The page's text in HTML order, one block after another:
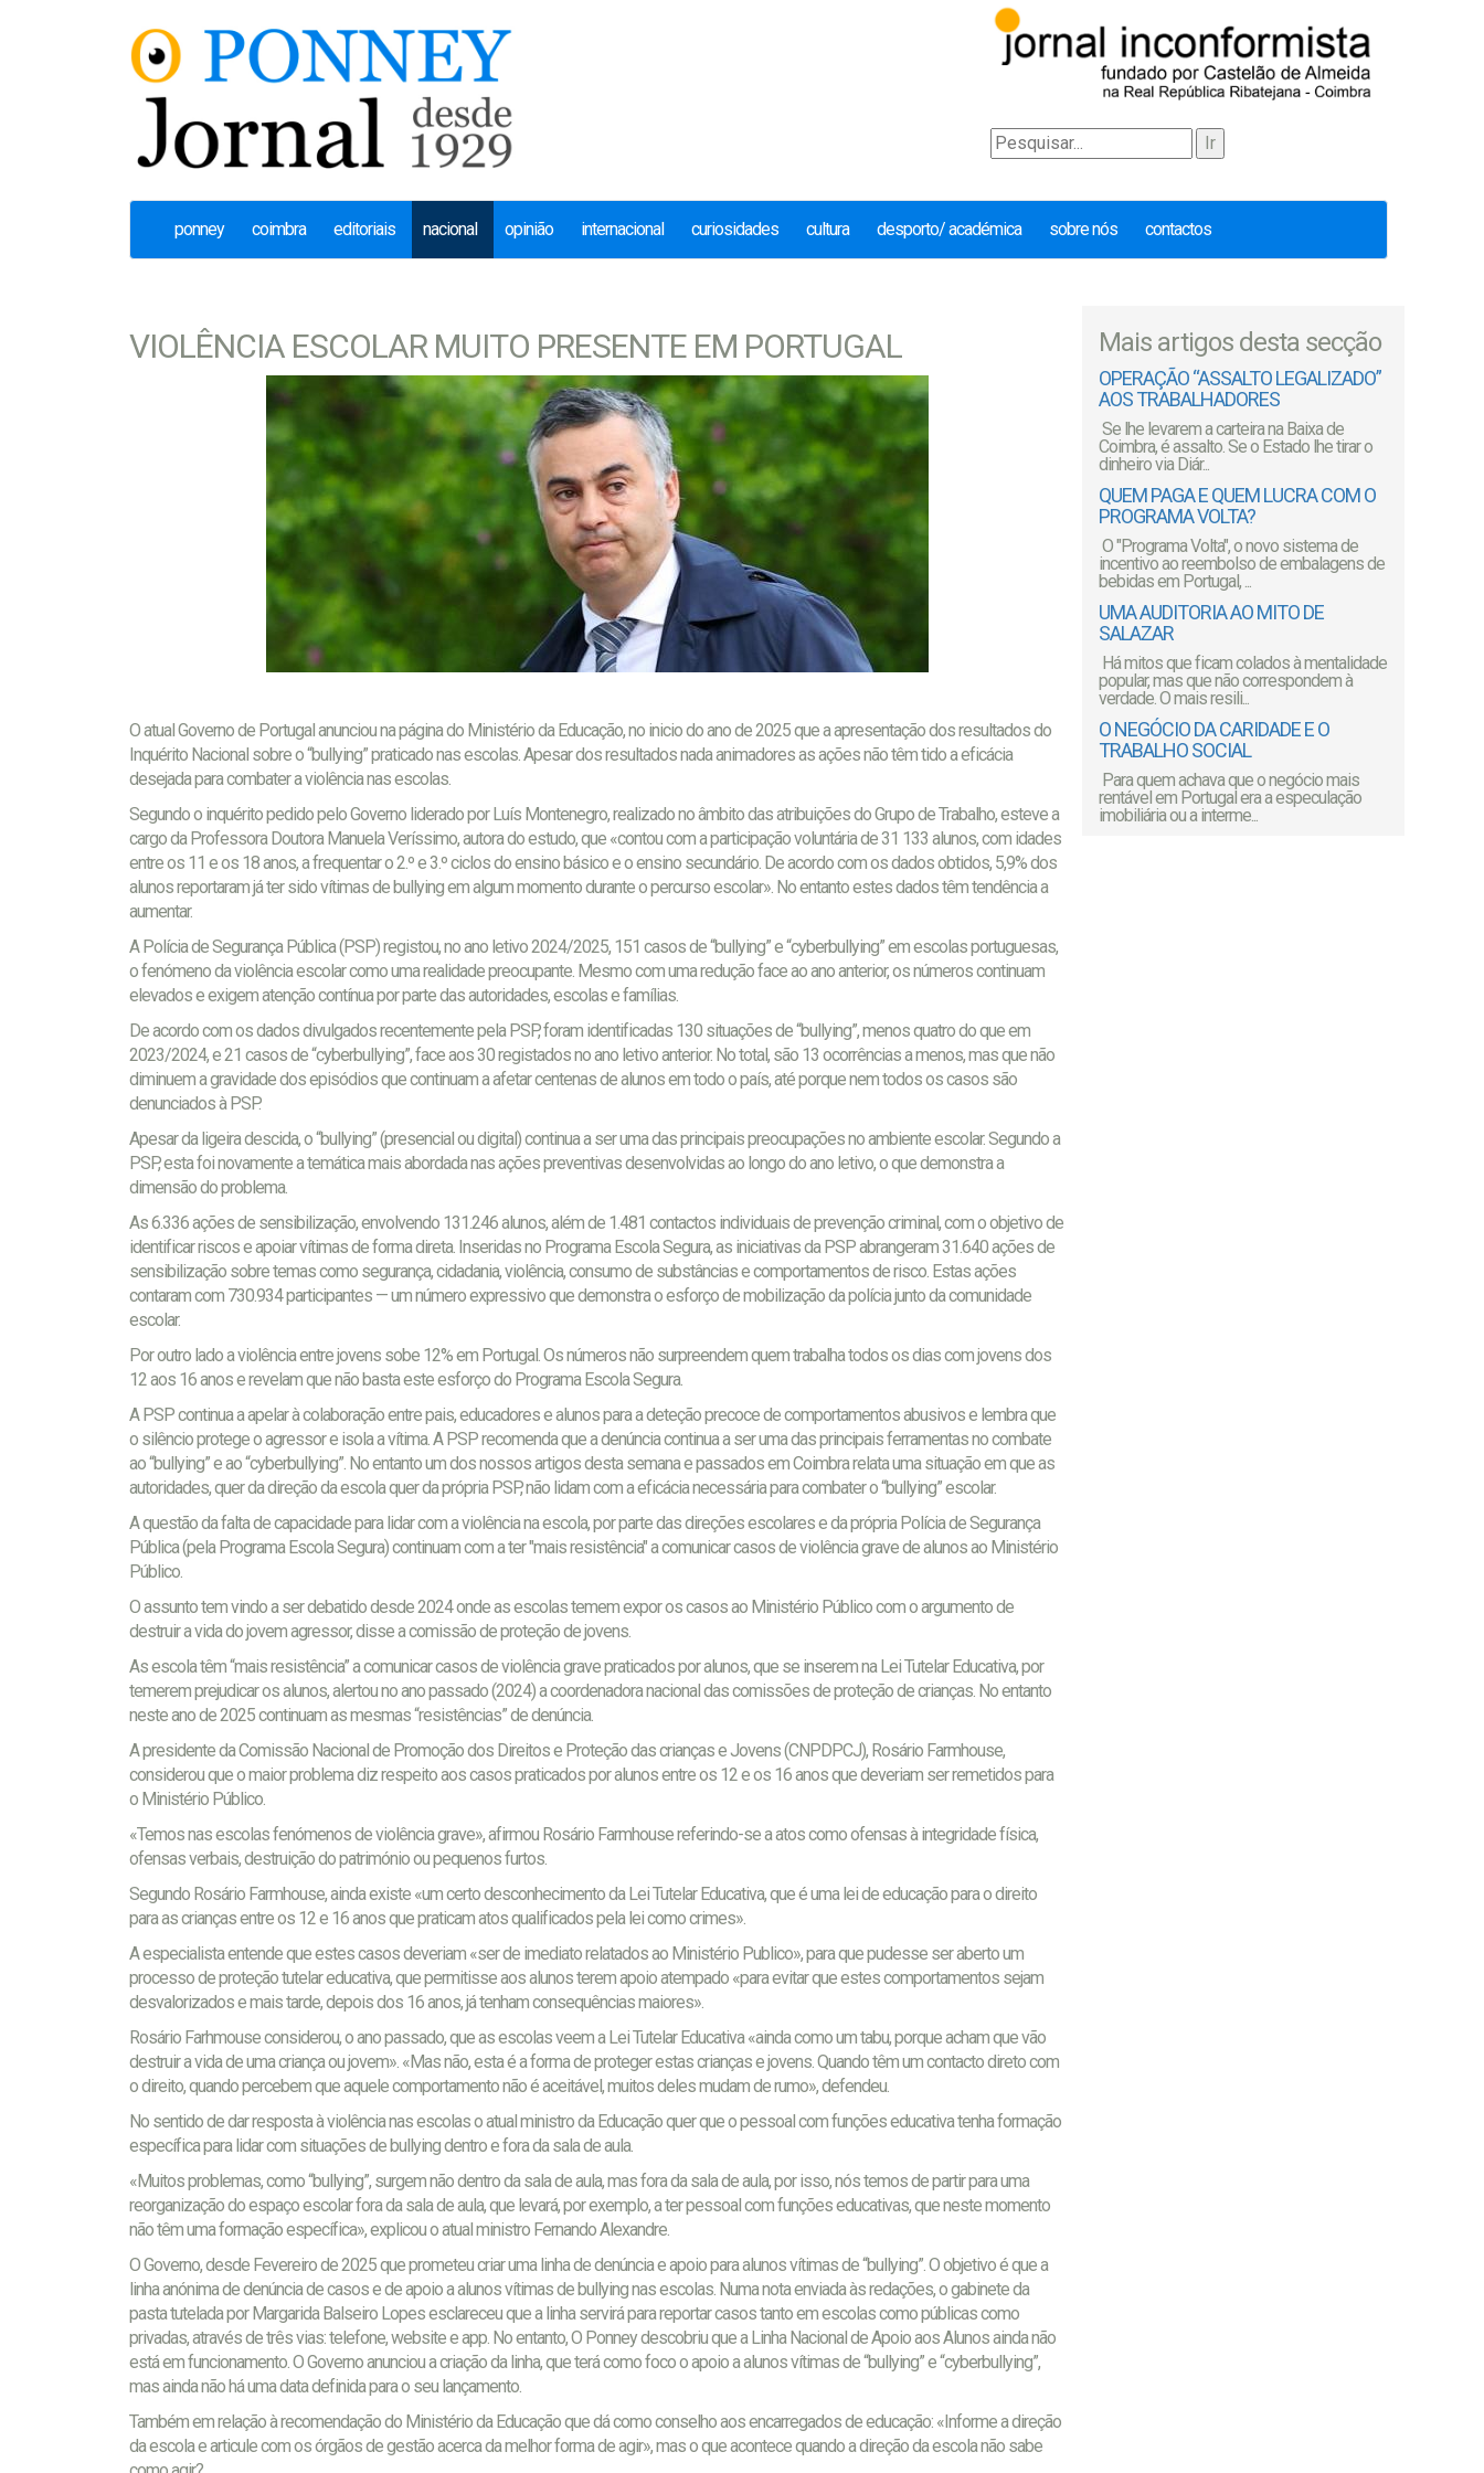
ponney coimbra editoriais nacional opinião internacional curiosidades cultura desporto/ académica sobre nós contactos
VIOLÊNCIA ESCOLAR MUITO PRESENTE EM PORTUGAL
O atual Governo de Portugal anunciou na página do Ministério da Educação, no inicio do ano de 2025 que a apresentação dos resultados do
Inquérito Nacional sobre o “bullying” praticado nas escolas. Apesar dos resultados nada animadores as ações não têm tido a eficácia
desejada para combater a violência nas escolas.
Segundo o inquérito pedido pelo Governo liderado por Luís Montenegro, realizado no âmbito das atribuições do Grupo de Trabalho, esteve a
cargo da Professora Doutora Manuela Veríssimo, autora do estudo, que «contou com a participação voluntária de 31 133 alunos, com idades
entre os 11 e os 18 anos, a frequentar o 2.º e 3.º ciclos do ensino básico e o ensino secundário. De acordo com os dados obtidos, 5,9% dos
alunos reportaram já ter sido vítimas de bullying em algum momento durante o percurso escolar». No entanto estes dados têm tendência a
aumentar.
A Polícia de Segurança Pública (PSP) registou, no ano letivo 2024/2025, 151 casos de “bullying” e “cyberbullying” em escolas portuguesas,
o fenómeno da violência escolar como uma realidade preocupante. Mesmo com uma redução face ao ano anterior, os números continuam
elevados e exigem atenção contínua por parte das autoridades, escolas e famílias.
De acordo com os dados divulgados recentemente pela PSP, foram identificadas 130 situações de “bullying”, menos quatro do que em
2023/2024, e 21 casos de “cyberbullying”, face aos 30 registados no ano letivo anterior. No total, são 13 ocorrências a menos, mas que não
diminuem a gravidade dos episódios que continuam a afetar centenas de alunos em todo o país, até porque nem todos os casos são
denunciados à PSP.
Apesar da ligeira descida, o “bullying” (presencial ou digital) continua a ser uma das principais preocupações no ambiente escolar. Segundo a
PSP, esta foi novamente a temática mais abordada nas ações preventivas desenvolvidas ao longo do ano letivo, o que demonstra a
dimensão do problema.
As 6.336 ações de sensibilização, envolvendo 131.246 alunos, além de 1.481 contactos individuais de prevenção criminal, com o objetivo de
identificar riscos e apoiar vítimas de forma direta. Inseridas no Programa Escola Segura, as iniciativas da PSP abrangeram 31.640 ações de
sensibilização sobre temas como segurança, cidadania, violência, consumo de substâncias e comportamentos de risco. Estas ações
contaram com 730.934 participantes — um número expressivo que demonstra o esforço de mobilização da polícia junto da comunidade
escolar.
Por outro lado a violência entre jovens sobe 12% em Portugal. Os números não surpreendem quem trabalha todos os dias com jovens dos
12 aos 16 anos e revelam que não basta este esforço do Programa Escola Segura.
A PSP continua a apelar à colaboração entre pais, educadores e alunos para a deteção precoce de comportamentos abusivos e lembra que
o silêncio protege o agressor e isola a vítima. A PSP recomenda que a denúncia continua a ser uma das principais ferramentas no combate
ao “bullying” e ao “cyberbullying”. No entanto um dos nossos artigos desta semana e passados em Coimbra relata uma situação em que as
autoridades, quer da direção da escola quer da própria PSP, não lidam com a eficácia necessária para combater o “bullying” escolar.
A questão da falta de capacidade para lidar com a violência na escola, por parte das direções escolares e da própria Polícia de Segurança
Pública (pela Programa Escola Segura) continuam com a ter "mais resistência" a comunicar casos de violência grave de alunos ao Ministério
Público.
O assunto tem vindo a ser debatido desde 2024 onde as escolas temem expor os casos ao Ministério Público com o argumento de
destruir a vida do jovem agressor, disse a comissão de proteção de jovens.
As escola têm “mais resistência” a comunicar casos de violência grave praticados por alunos, que se inserem na Lei Tutelar Educativa, por
temerem prejudicar os alunos, alertou no ano passado (2024) a coordenadora nacional das comissões de proteção de crianças. No entanto
neste ano de 2025 continuam as mesmas “resistências” de denúncia.
A presidente da Comissão Nacional de Promoção dos Direitos e Proteção das crianças e Jovens (CNPDPCJ), Rosário Farmhouse,
considerou que o maior problema diz respeito aos casos praticados por alunos entre os 12 e os 16 anos que deveriam ser remetidos para
o Ministério Público.
«Temos nas escolas fenómenos de violência grave», afirmou Rosário Farmhouse referindo-se a atos como ofensas à integridade física,
ofensas verbais, destruição do património ou pequenos furtos.
Segundo Rosário Farmhouse, ainda existe «um certo desconhecimento da Lei Tutelar Educativa, que é uma lei de educação para o direito
para as crianças entre os 12 e 16 anos que praticam atos qualificados pela lei como crimes».
A especialista entende que estes casos deveriam «ser de imediato relatados ao Ministério Publico», para que pudesse ser aberto um
processo de proteção tutelar educativa, que permitisse aos alunos terem apoio atempado «para evitar que estes comportamentos sejam
desvalorizados e mais tarde, depois dos 16 anos, já tenham consequências maiores».
Rosário Farhmouse considerou, o ano passado, que as escolas veem a Lei Tutelar Educativa «ainda como um tabu, porque acham que vão
destruir a vida de uma criança ou jovem». «Mas não, esta é a forma de proteger estas crianças e jovens. Quando têm um contacto direto com
o direito, quando percebem que aquele comportamento não é aceitável, muitos deles mudam de rumo», defendeu.
No sentido de dar resposta à violência nas escolas o atual ministro da Educação quer que o pessoal com funções educativa tenha formação
específica para lidar com situações de bullying dentro e fora da sala de aula.
«Muitos problemas, como “bullying”, surgem não dentro da sala de aula, mas fora da sala de aula, por isso, nós temos de partir para uma
reorganização do espaço escolar fora da sala de aula, que levará, por exemplo, a ter pessoal com funções educativas, que neste momento
não têm uma formação específica», explicou o atual ministro Fernando Alexandre.
O Governo, desde Fevereiro de 2025 que prometeu criar uma linha de denúncia e apoio para alunos vítimas de “bullying”. O objetivo é que a
linha anónima de denúncia de casos e de apoio a alunos vítimas de bullying nas escolas. Numa nota enviada às redações, o gabinete da
pasta tutelada por Margarida Balseiro Lopes esclareceu que a linha servirá para reportar casos tanto em escolas como públicas como
privadas, através de três vias: telefone, website e app. No entanto, O Ponney descobriu que a Linha Nacional de Apoio aos Alunos ainda não
está em funcionamento. O Governo anunciou a criação da linha, que terá como foco o apoio a alunos vítimas de “bullying” e “cyberbullying”,
mas ainda não há uma data definida para o seu lançamento.
Também em relação à recomendação do Ministério da Educação que dá como conselho aos encarregados de educação: «Informe a direção
da escola e articule com os órgãos de gestão acerca da melhor forma de agir», mas o que acontece quando a direção da escola não sabe
Mais artigos desta secção
OPERAÇÃO “ASSALTO LEGALIZADO”
AOS TRABALHADORES
Se lhe levarem a carteira na Baixa de
Coimbra, é assalto. Se o Estado lhe tirar o
dinheiro via Diár...
QUEM PAGA E QUEM LUCRA COM O
PROGRAMA VOLTA?
O "Programa Volta", o novo sistema de
incentivo ao reembolso de embalagens de
bebidas em Portugal, ...
UMA AUDITORIA AO MITO DE
SALAZAR
Há mitos que ficam colados à mentalidade
popular, mas que não correspondem à
verdade. O mais resili...
O NEGÓCIO DA CARIDADE E O
TRABALHO SOCIAL
Para quem achava que o negócio mais
rentável em Portugal era a especulação
imobiliária ou a interme...